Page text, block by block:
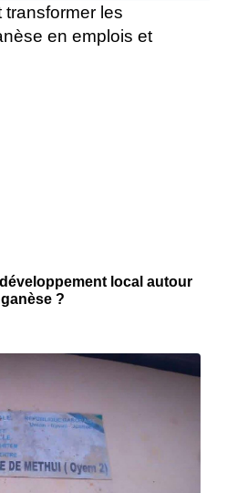
local autour
?